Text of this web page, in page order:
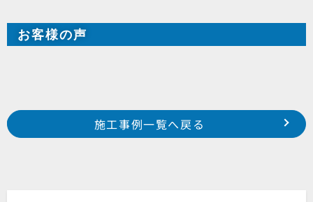
お客様の声
Prev
浜松市 中区 神田町 某倉庫
磐田市 掛塚 S様邸
施工事例一覧へ戻る